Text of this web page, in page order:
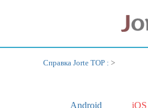
Справка Jorte TOP : >
Android iOS